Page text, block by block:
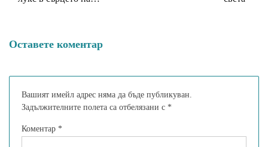
Оставете коментар
Вашият имейл адрес няма да бъде публикуван.
Задължителните полета са отбелязани с *
Коментар *